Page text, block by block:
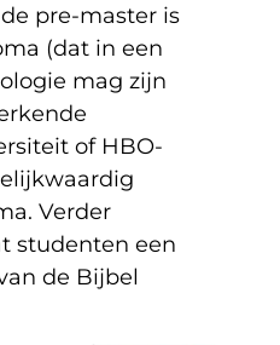
pre-master is
(dat in een
mag zijn
of HBO-
Verder
studenten een
de Bijbel